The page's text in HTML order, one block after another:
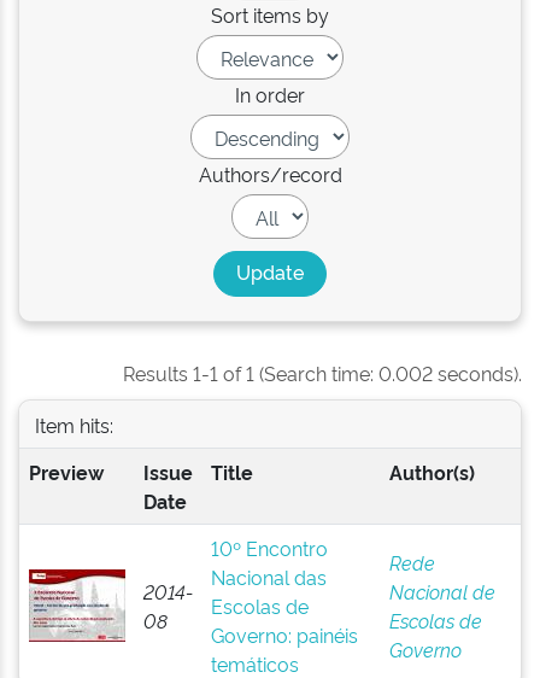
Sort items by
In order
Authors/record
Results 1-1 of 1 (Search time: 0.002 seconds).
Item hits:
Preview
Issue
Date
Title Author(s)
2014-
08
10º Encontro
Nacional das
Escolas de
Governo: painéis
temáticos
Rede
Nacional de
Escolas de
Governo